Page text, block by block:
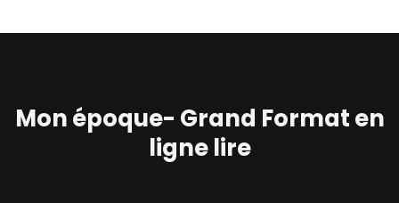
Mon époque- Grand Format en
ligne lire